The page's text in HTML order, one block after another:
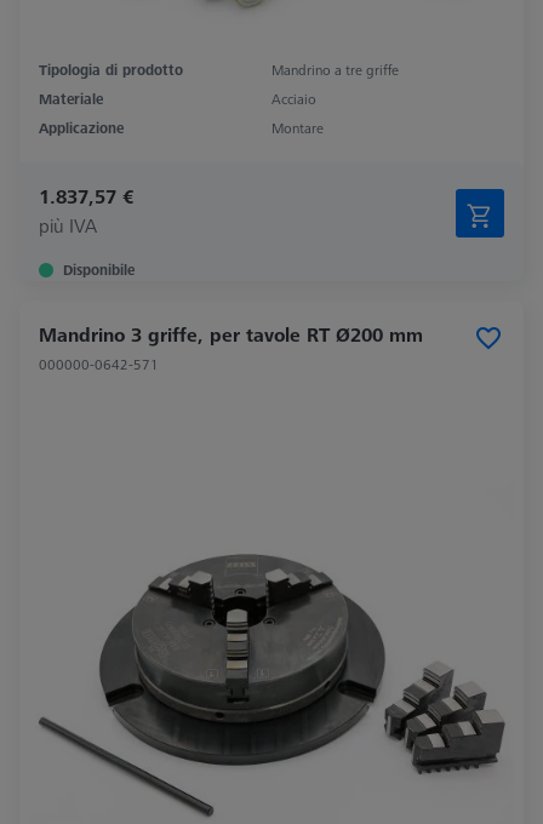
Tipologia di prodotto
Mandrino a tre griffe
Materiale
Acciaio
Applicazione
Montare
1.837,57 €
più IVA
Disponibile
Mandrino 3 griffe, per tavole RT Ø200 mm
000000-0642-571